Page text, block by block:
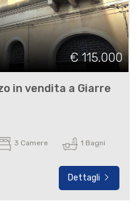
€ 115.000
in vendita a Giarre
3 Camere 1 Bagni
Dettagli